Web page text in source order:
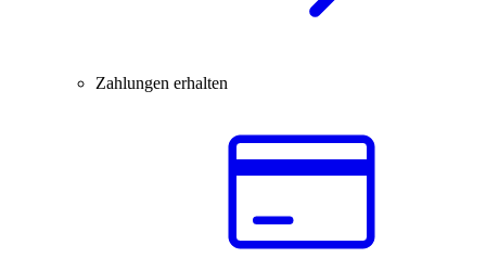
Zahlungen erhalten